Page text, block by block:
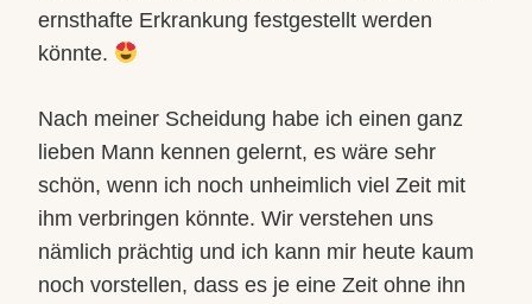
ernsthafte Erkrankung festgestellt werden
könnte.
Nach meiner Scheidung habe ich einen ganz
lieben Mann kennen gelernt, es wäre sehr
schön, wenn ich noch unheimlich viel Zeit mit
ihm verbringen könnte. Wir verstehen uns
nämlich prächtig und ich kann mir heute kaum
noch vorstellen, dass es je eine Zeit ohne ihn